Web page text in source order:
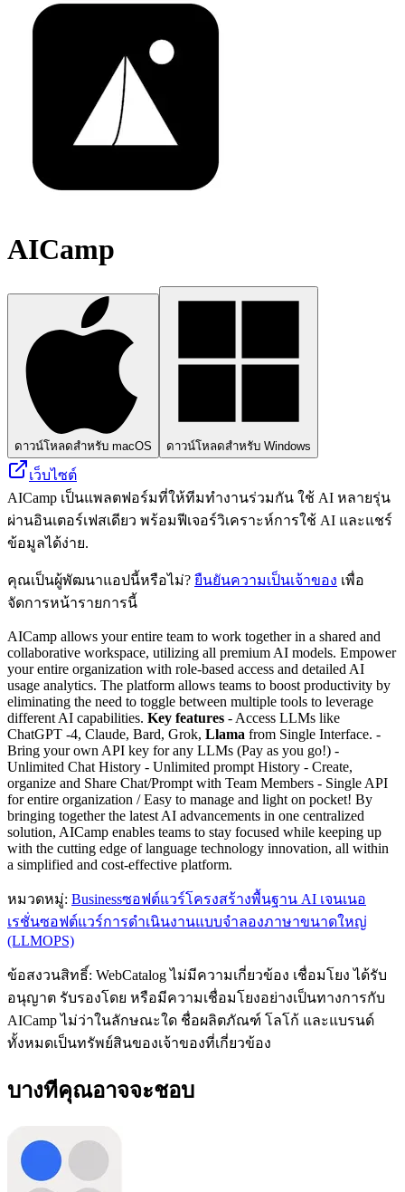
AICamp
ดาวน์โหลดสำหรับ macOS ดาวน์โหลดสำหรับ Windows
เว็บไซต์
AICamp เป็นแพลตฟอร์มที่ให้ทีมทำงานร่วมกัน ใช้ AI หลายรุ่น
ผ่านอินเตอร์เฟสเดียว พร้อมฟีเจอร์วิเคราะห์การใช้ AI และแชร์
ข้อมูลได้ง่าย.
คุณเป็นผู้พัฒนาแอปนี้หรือไม่? ยืนยันความเป็นเจ้าของ เพื่อ
จัดการหน้ารายการนี้
AICamp allows your entire team to work together in a shared and
collaborative workspace, utilizing all premium AI models. Empower
your entire organization with role-based access and detailed AI
usage analytics. The platform allows teams to boost productivity by
eliminating the need to toggle between multiple tools to leverage
different AI capabilities. Key features - Access LLMs like
ChatGPT -4, Claude, Bard, Grok, Llama from Single Interface. -
Bring your own API key for any LLMs (Pay as you go!) -
Unlimited Chat History - Unlimited prompt History - Create,
organize and Share Chat/Prompt with Team Members - Single API
for entire organization / Easy to manage and light on pocket! By
bringing together the latest AI advancements in one centralized
solution, AICamp enables teams to stay focused while keeping up
with the cutting edge of language technology innovation, all within
a simplified and cost-effective platform.
หมวดหมู่: Businessซอฟต์แวร์โครงสร้างพื้นฐาน AI เจนเนอ
เรชั่นซอฟต์แวร์การดำเนินงานแบบจำลองภาษาขนาดใหญ่
(LLMOPS)
ข้อสงวนสิทธิ์: WebCatalog ไม่มีความเกี่ยวข้อง เชื่อมโยง ได้รับ
อนุญาต รับรองโดย หรือมีความเชื่อมโยงอย่างเป็นทางการกับ
AICamp ไม่ว่าในลักษณะใด ชื่อผลิตภัณฑ์ โลโก้ และแบรนด์
ทั้งหมดเป็นทรัพย์สินของเจ้าของที่เกี่ยวข้อง
บางทีคุณอาจจะชอบ